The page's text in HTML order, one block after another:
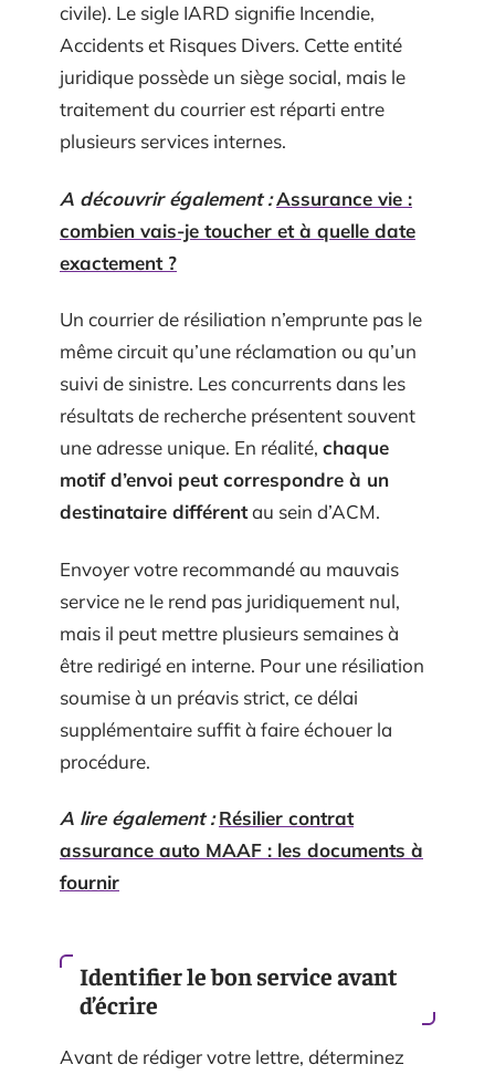
civile). Le sigle IARD signifie Incendie,
Accidents et Risques Divers. Cette entité
juridique possède un siège social, mais le
traitement du courrier est réparti entre
plusieurs services internes.
A découvrir également :Assurance vie :
combien vais-je toucher et à quelle date
exactement ?
Un courrier de résiliation n’emprunte pas le
même circuit qu’une réclamation ou qu’un
suivi de sinistre. Les concurrents dans les
résultats de recherche présentent souvent
une adresse unique. En réalité, chaque
motif d’envoi peut correspondre à un
destinataire différentau sein d’ACM.
Envoyer votre recommandé au mauvais
service ne le rend pas juridiquement nul,
mais il peut mettre plusieurs semaines à
être redirigé en interne. Pour une résiliation
soumise à un préavis strict, ce délai
supplémentaire suffit à faire échouer la
procédure.
A lire également : Résilier contrat
assurance auto MAAF : les documents à
fournir
Identifier le bon service avant
d’écrire
Avant de rédiger votre lettre, déterminez